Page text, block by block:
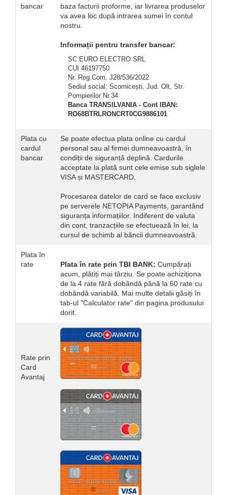
Navigatii Fiat
Navigatii Nissan
Navigatii Citroen
Navigatii Suzuki
Navigatii Mitsubishi
Navigatii Volvo
Navigatii Mazda
Navigatii Smart
Navigatii Chevrolet
Navigatii Jeep
Navigatii Porsche
Navigatii Land Rover
Navigatii Chrysler
bancar
baza facturii proforme, iar livrarea produselor
va avea loc după intrarea sumei în contul
nostru.
Informații pentru transfer bancar:
SC EURO ELECTRO SRL
CUI 46197750
Nr. Reg.Com. J28/536/2022
Sediul social: Scornicești, Jud. Olt, Str.
Pompierilor Nr.34
Banca TRANSILVANIA - Cont IBAN:
RO68BTRLRONCRT0CG9886101
Plata cu
cardul
bancar
Se poate efectua plata online cu cardul
personal sau al firmei dumneavoastră, în
condiții de siguranță deplină. Cardurile
acceptate la plată sunt cele emise sub siglele
VISA și MASTERCARD.
Procesarea datelor de card se face exclusiv
pe serverele NETOPIA Payments, garantând
siguranța informațiilor. Indiferent de valuta
din cont, tranzacțiile se efectuează în lei, la
cursul de schimb al băncii dumneavoastră.
Plata în
rate
Plata în rate prin TBI BANK: Cumpărați
acum, plătiți mai târziu. Se poate achiziționa
de la 4 rate fără dobândă până la 60 rate cu
dobândă variabilă. Mai multe detalii găsiți în
tab-ul "Calculator rate" din pagina produsului
dorit.
Rate prin
Card
Avantaj